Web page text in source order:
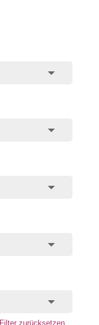
Filter zurücksetzen